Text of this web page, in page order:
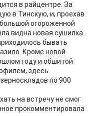
в райцентре. За
в Тинскую, и, проехав
огороженной
видна новая сушилка.
бывать
Кроме новой
году и обшитой
здесь
по 900
на встречу не смог
прокомментировала